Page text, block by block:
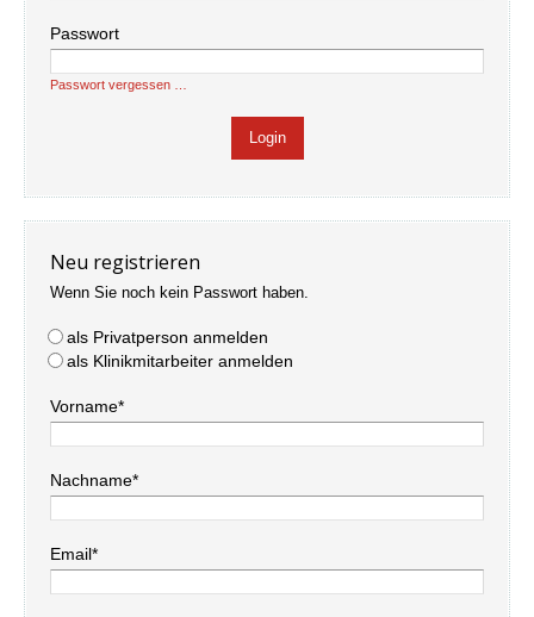
Passwort
Passwort vergessen …
Neu registrieren
Wenn Sie noch kein Passwort haben.
als Privatperson anmelden
als Klinikmitarbeiter anmelden
Vorname*
Nachname*
Email*